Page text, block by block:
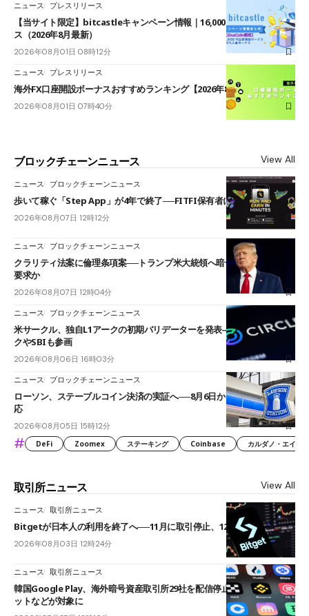
ニュース プレスリリース
【当サイト限定】bitcastleキャンペーン情報｜16,000円口座開設ボーナ
ス（2026年8月最新）
2026年08月01日 08時12分
ニュース プレスリリース
海外FX口座開設ボーナスおすすめランキング【2026年8月最新】
2026年08月01日 07時40分
ブロックチェーンニュース View All
ニュース ブロックチェーンニュース
歩いて稼ぐ「Step App」が4年で終了──FITFI保有者に対応呼びかけ
2026年08月07日 12時12分
ニュース ブロックチェーンニュース
クラリティ法案に倫理条項案──トランプ米大統領へ暗号資産事業の売却
要求か
2026年08月07日 12時04分
ニュース ブロックチェーンニュース
米サークル、独自L1アークの初期バリデーターを発表――ブラックロッ
クやSBIも参画
2026年08月06日 16時03分
ニュース ブロックチェーンニュース
ローソン、ステーブルコイン決済の実証へ──8月6日からJPYCやUSDC対
応
2026年08月05日 15時12分
# DeFi Zoomex ステーキング Coinbase カルダノ・エイ
取引所ニュース View All
ニュース 取引所ニュース
Bitgetが日本人の利用を終了へ──11月に取引停止、12月末に強制決済
2026年08月03日 12時24分
ニュース 取引所ニュース
韓国Google Play、海外暗号資産取引所29社を配信停止──OKXやバイビ
ットなどが対象に